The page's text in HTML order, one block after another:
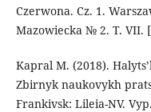
Czerwona. Cz. 1.
Mazowiecka № 2. T. VII.
Kapral M. (2018).
Zbirnyk naukovykh
Frankivsk: Lileia-NV.